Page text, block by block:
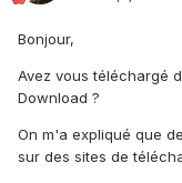
Bonjour,
Avez vous téléchargé
Download ?
On m'a expliqué que
sur des sites de